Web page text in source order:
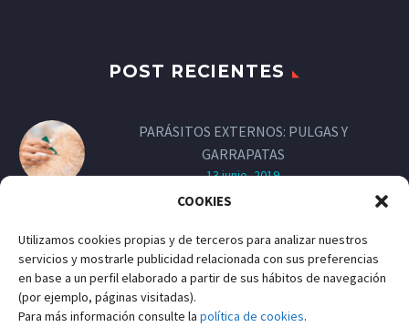
COOKIES
Utilizamos cookies propias y de terceros para analizar nuestros
servicios y mostrarle publicidad relacionada con sus preferencias
en base a un perfil elaborado a partir de sus hábitos de navegación
(por ejemplo, páginas visitadas).
Para más información consulte la política de cookies.
POST RECIENTES
PARÁSITOS EXTERNOS: PULGAS Y
GARRAPATAS
13 junio, 2019
LAS VACUNAS DE LOS PERROS
13 junio, 2019